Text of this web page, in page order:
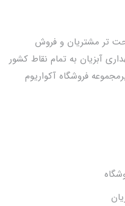
تر مشتریان و فروش
آبزیان به تمام نقاط کشور
زیرمجموعه فروشگاه آکواریوم